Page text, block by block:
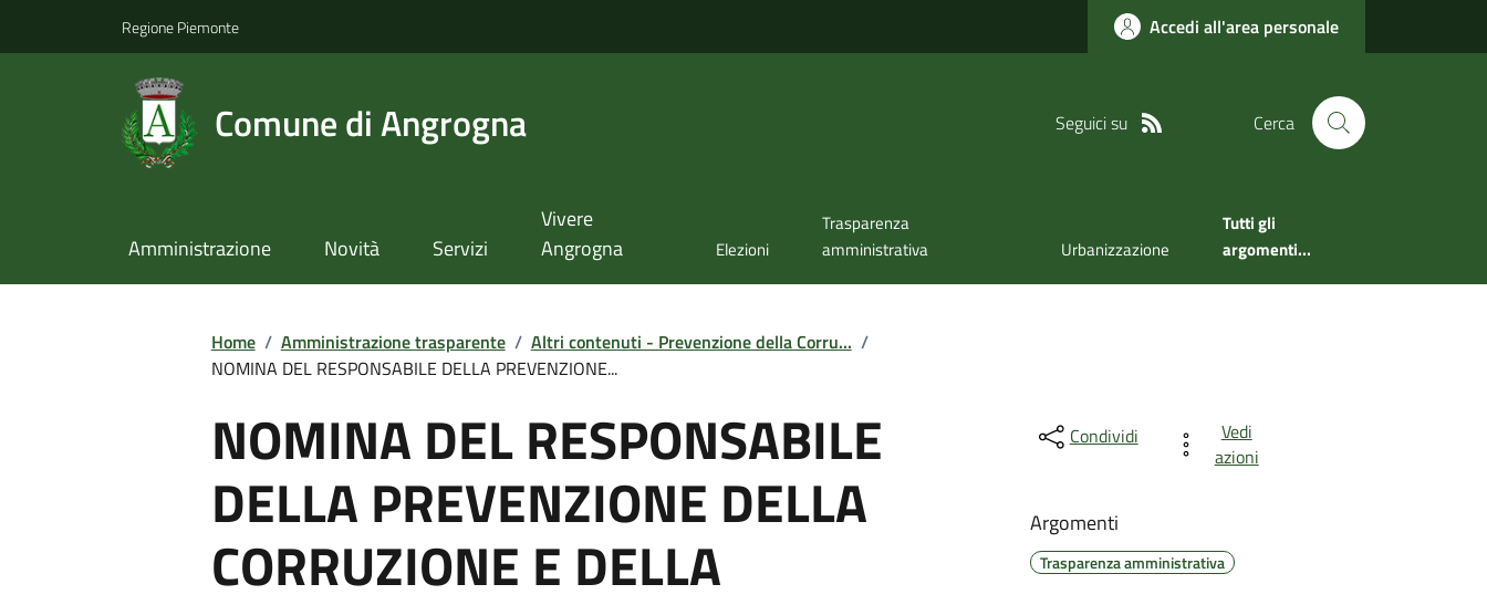
Regione Piemonte Accedi all'area personale
Comune di Angrogna Seguici su Cerca
Amministrazione Novità Servizi
Vivere
Angrogna
Elezioni
Trasparenza
amministrativa
Urbanizzazione
Tutti gli
argomenti...
Home / Amministrazione trasparente / Altri contenuti - Prevenzione della Corru... /
NOMINA DEL RESPONSABILE DELLA PREVENZIONE...
NOMINA DEL RESPONSABILE
DELLA PREVENZIONE DELLA
CORRUZIONE E DELLA
Condividi
Vedi
azioni
Argomenti
Trasparenza amministrativa